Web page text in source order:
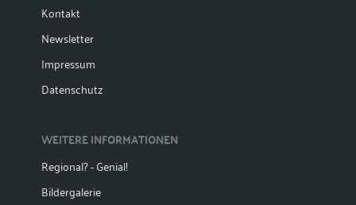
Kontakt
Newsletter
Impressum
Datenschutz
WEITERE INFORMATIONEN
Regional? - Genial!
Bildergalerie